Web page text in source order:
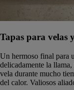
Tapas para velas
Un hermoso final para
delicadamente la llama,
vela durante mucho
del calor. Valiosos